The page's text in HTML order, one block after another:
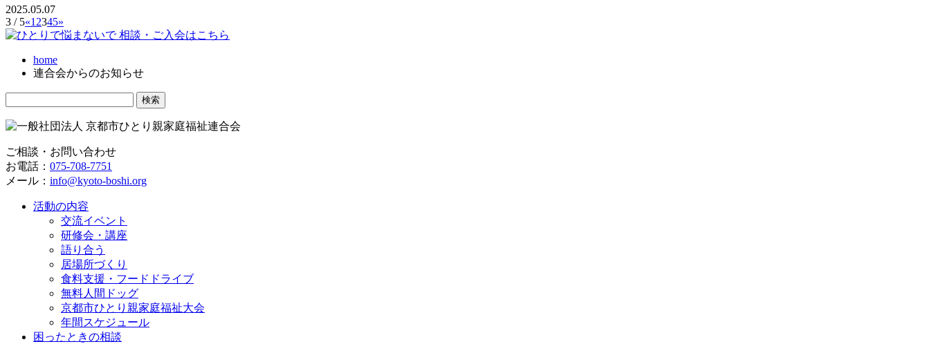
2025.05.07
3 / 5«1 2345»
home
連合会からのお知らせ
ご相談・お問い合わせ
お電話： 075-708-7751
メール： info@kyoto-boshi.org
活動の内容
交流イベント
研修会・講座
語り合う
居場所づくり
食料支援・フードドライブ
無料人間ドッグ
京都市ひとり親家庭福祉大会
年間スケジュール
困ったときの相談